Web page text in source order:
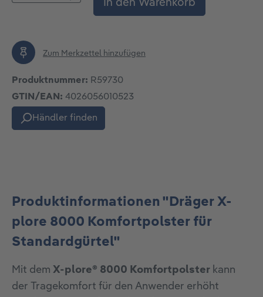
In den Warenkorb
Zum Merkzettel hinzufügen
Produktnummer: R59730
GTIN/EAN: 4026056010523
Händler finden
Produktinformationen "Dräger X-
plore 8000 Komfortpolster für
Standardgürtel"
Mit dem X-plore® 8000 Komfortpolster kann
der Tragekomfort für den Anwender erhöht